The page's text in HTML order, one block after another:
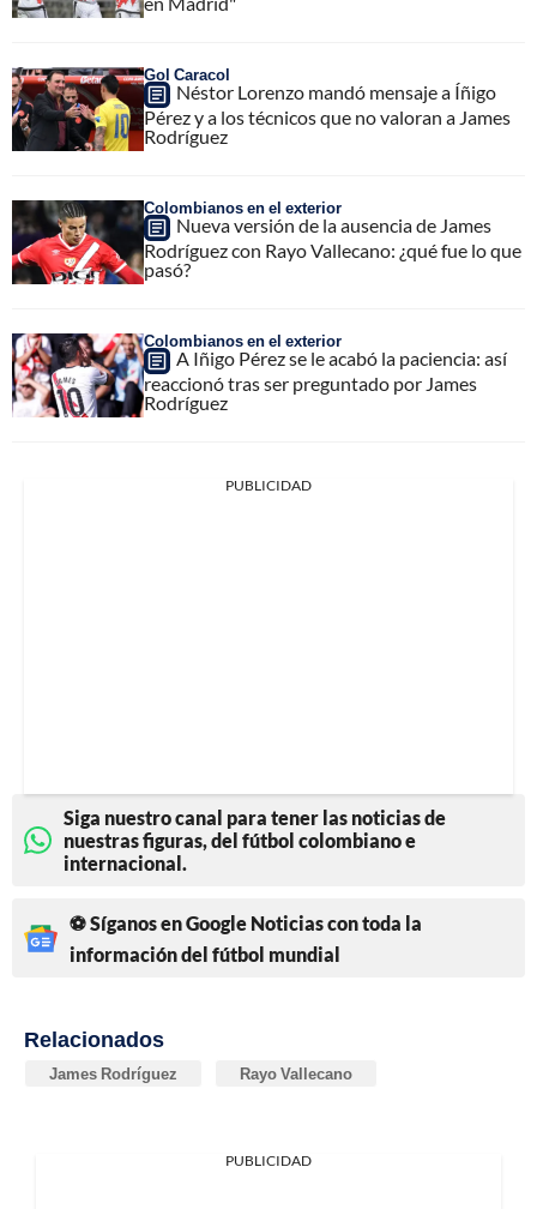
Gol Caracol
Néstor Lorenzo mandó mensaje a Íñigo
Pérez y a los técnicos que no valoran a James
Rodríguez
Colombianos en el exterior
Nueva versión de la ausencia de James
Rodríguez con Rayo Vallecano: ¿qué fue lo que
pasó?
Colombianos en el exterior
A Iñigo Pérez se le acabó la paciencia: así
reaccionó tras ser preguntado por James
Rodríguez
PUBLICIDAD
Siga nuestro canal para tener las noticias de
nuestras figuras, del fútbol colombiano e
internacional.
⚽ Síganos en Google Noticias con toda la
información del fútbol mundial
Relacionados
James Rodríguez Rayo Vallecano
PUBLICIDAD